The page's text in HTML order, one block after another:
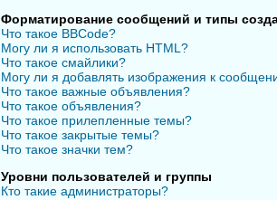
Форматирование сообщений и типы
Что такое BBCode?
Могу ли я использовать HTML?
Что такое смайлики?
Могу ли я добавлять изображения к
Что такое важные объявления?
Что такое объявления?
Что такое прилепленные темы?
Что такое закрытые темы?
Что такое значки тем?
Уровни пользователей и группы
Кто такие администраторы?